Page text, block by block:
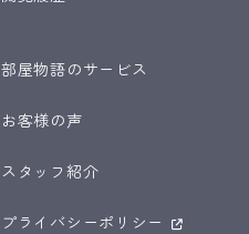
部屋物語のサービス
お客様の声
スタッフ紹介
プライバシーポリシー